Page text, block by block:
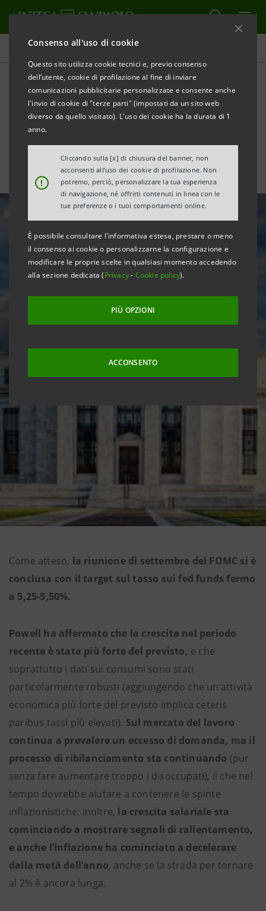
Consenso all'uso di cookie
Questo sito utilizza cookie tecnici e, previo consenso
dell’utente, cookie di profilazione al fine di inviare
comunicazioni pubblicitarie personalizzate e consente anche
l'invio di cookie di "terze parti" (impostati da un sito web
diverso da quello visitato). L'uso dei cookie ha la durata di 1
anno.
!
Cliccando sulla [x] di chiusura del banner, non
acconsenti all’uso dei cookie di profilazione. Non
potremo, perciò, personalizzare la tua esperienza
di navigazione, né offrirti contenuti in linea con le
tue preferenze o i tuoi comportamenti online.
È possibile consultare l'informativa estesa, prestare o meno
il consenso ai cookie o personalizzarne la configurazione e
modificare le proprie scelte in qualsiasi momento accedendo
alla sezione dedicata (Privacy- Cookie policy).
PIÙ OPZIONI
ACCONSENTO
Area Media
FOMC in pausa, ma i tassi
resteranno alti più a lungo
Come atteso, la riunione di settembre del FOMC si è
conclusa con il target sul tasso sui fed funds fermo
a 5,25-5,50%.
Powell ha affermato che la crescita nel periodo
recente è stata più forte del previsto, e che
soprattutto i dati sui consumi sono stati
particolarmente robusti (aggiungendo che un’attività
economica più forte del previsto implica ceteris
paribus tassi più elevati). Sul mercato del lavoro
continua a prevalere un eccesso di domanda, ma il
processo di ribilanciamento sta continuando (pur
senza fare aumentare troppo i disoccupati), il che nel
tempo dovrebbe aiutare a contenere le spinte
inflazionistiche; inoltre, la crescita salariale sta
cominciando a mostrare segnali di rallentamento,
e anche l’inflazione ha cominciato a decelerare
dalla metà dell’anno, anche se la strada per tornare
al 2% è ancora lunga.